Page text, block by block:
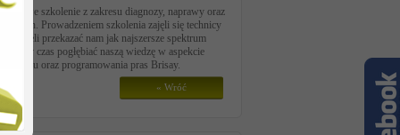
szkolenie z zakresu diagnozy, naprawy oraz
Prowadzeniem szkolenia zajęli się technicy
chcieli przekazać nam jak najszersze spektrum
cały czas pogłębiać naszą wiedzę w aspekcie
serwisu oraz programowania pras Brisay.
« Wróć